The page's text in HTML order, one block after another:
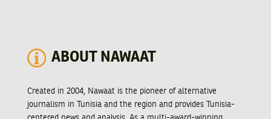
ABOUT NAWAAT
Created in 2004, Nawaat is the pioneer of alternative
journalism in Tunisia and the region and provides Tunisia-